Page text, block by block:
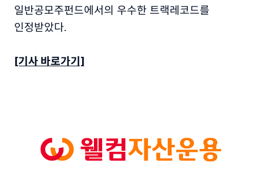
일반공모주펀드에서의 우수한 트랙레코드를
인정받았다.
[기사 바로가기]